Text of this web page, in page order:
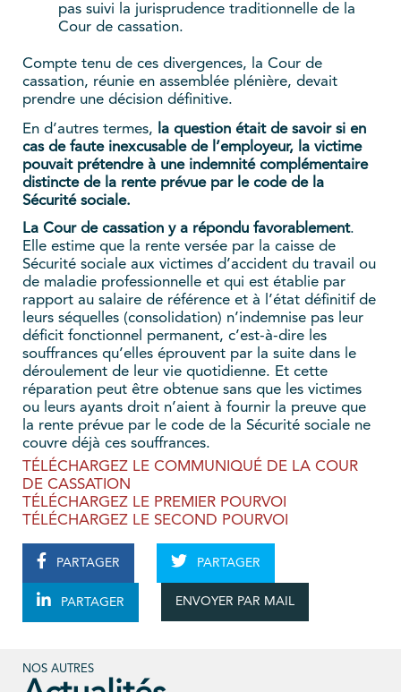
pas suivi la jurisprudence traditionnelle de la
Cour de cassation.
Compte tenu de ces divergences, la Cour de
cassation, réunie en assemblée plénière, devait
prendre une décision définitive.
En d’autres termes, la question était de savoir si en
cas de faute inexcusable de l’employeur, la victime
pouvait prétendre à une indemnité complémentaire
distincte de la rente prévue par le code de la
Sécurité sociale.
La Cour de cassation y a répondu favorablement.
Elle estime que la rente versée par la caisse de
Sécurité sociale aux victimes d’accident du travail ou
de maladie professionnelle et qui est établie par
rapport au salaire de référence et à l’état définitif de
leurs séquelles (consolidation) n’indemnise pas leur
déficit fonctionnel permanent, c’est-à-dire les
souffrances qu’elles éprouvent par la suite dans le
déroulement de leur vie quotidienne. Et cette
réparation peut être obtenue sans que les victimes
ou leurs ayants droit n’aient à fournir la preuve que
la rente prévue par le code de la Sécurité sociale ne
couvre déjà ces souffrances.
TÉLÉCHARGEZ LE COMMUNIQUÉ DE LA COUR
DE CASSATION
TÉLÉCHARGEZ LE PREMIER POURVOI
TÉLÉCHARGEZ LE SECOND POURVOI
PARTAGER PARTAGER
PARTAGER ENVOYER PAR MAIL
NOS AUTRES